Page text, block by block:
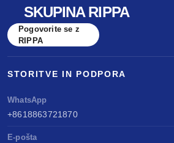
SKUPINA RIPPA
Pogovorite se z
RIPPA
STORITVE IN PODPORA
WhatsApp
+8618863721870
E-pošta